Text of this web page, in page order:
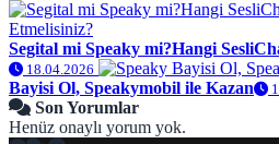
Segital mi Speaky mi?Hangi
18.04.2026
Bayisi Ol, Speakymobil ile Kazan
Son Yorumlar
Henüz onaylı yorum yok.